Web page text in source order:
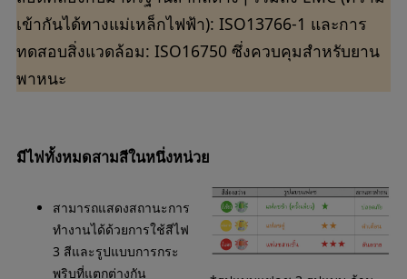
เข้ากันได้ทางแม่เหล็กไฟฟ้า): ISO13766-1 และการ
ทดสอบสิ่งแวดล้อม: ISO16750 ซึ่งควบคุมสำหรับยาน
พาหนะ
มีไฟทั้งหมดสามสีในหนึ่งหน่วย
สามารถแสดงสถานะการ
ทำงานได้ด้วยการใช้สีไฟ
3 สีและรูปแบบการกระ
พริบที่แตกต่างกัน